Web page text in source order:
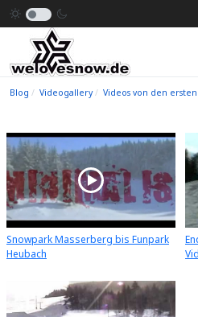
Blog Videogallery Videos von den
Snowpark Masserberg bis Funpark
Heubach